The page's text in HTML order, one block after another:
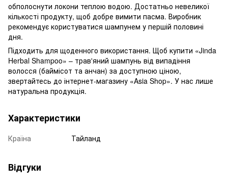
обполоснути локони теплою водою. Достатньо невеликої
кількості продукту, щоб добре вимити пасма. Виробник
рекомендує користуватися шампунем у першій половині
дня.
Підходить для щоденного використання. Щоб купити «Jinda
Herbal Shampoo» – трав'яний шампунь від випадіння
волосся (баймісот та анчан) за доступною ціною,
звертайтесь до інтернет-магазину «Asia Shop». У нас лише
натуральна продукція.
Характеристики
Країна Тайланд
Відгуки